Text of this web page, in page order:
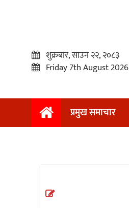
प्रमुख
शुक्रबार, साउन २२, २०८३
Friday 7th August 2026
प्रमुख समाचार